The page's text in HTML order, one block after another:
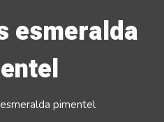
esmeralda
pimentel